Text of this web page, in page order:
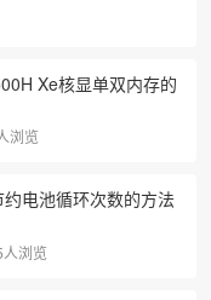
Xe核显单双内存的
浏览
电池循环次数的方法
浏览